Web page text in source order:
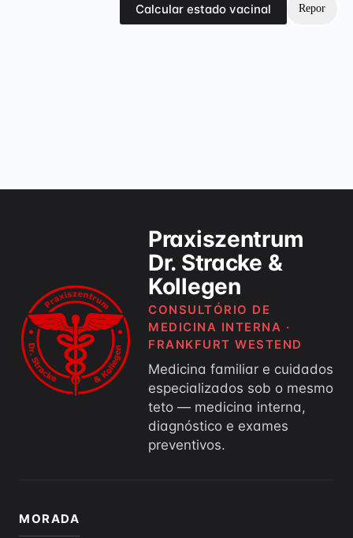
Calcular estado vacinal Repor
Praxiszentrum
Dr. Stracke &
Kollegen
CONSULTÓRIO DE
MEDICINA INTERNA ·
FRANKFURT WESTEND
Medicina familiar e cuidados
especializados sob o mesmo
teto — medicina interna,
diagnóstico e exames
preventivos.
MORADA